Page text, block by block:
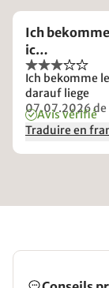
Ich
ic…
Ich bekomme
darauf liege
07.07.2026de
Avis vérifié
Traduire en